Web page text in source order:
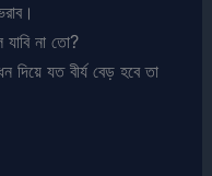
না তো?
যত বীর্য বেড় হবে তা